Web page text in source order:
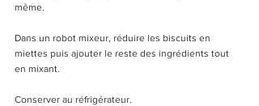
même.
Dans un robot mixeur, réduire les biscuits en
miettes puis ajouter le reste des ingrédients tout
en mixant.
Conserver au réfrigérateur.